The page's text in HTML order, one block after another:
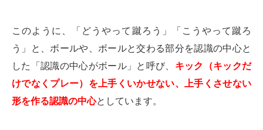
このように、「どうやって蹴ろう」「こうやって蹴ろ
う」と、ボールや、ボールと交わる部分を認識の中心と
した「認識の中心がボール」と呼び、 キック（キックだ
けでなくプレー）を上手くいかせない、上手くさせない
形を作る認識の中心としています。